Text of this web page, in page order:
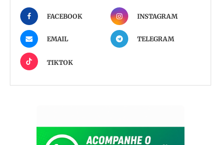
FACEBOOK INSTAGRAM
EMAIL TELEGRAM
TIKTOK